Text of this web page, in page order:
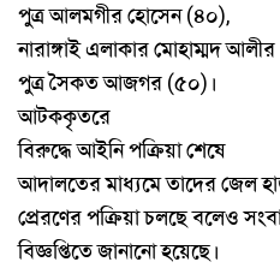
পুত্রআলমগীরহোসেন(৪০),
নারাঙ্গাইএলাকারমোহাম্মদআলীর
পুত্রসৈকতআজগর (৫০) ।
আটককৃতরে
বিরুদ্ধেআইনিপক্রিয়াশেষে
আদালতেরমাধ্যমেতাদেরজেল
প্রেরণেরপক্রিয়াচলছেবলেও
বিজ্ঞপ্তিতেজানানোহয়েছে।